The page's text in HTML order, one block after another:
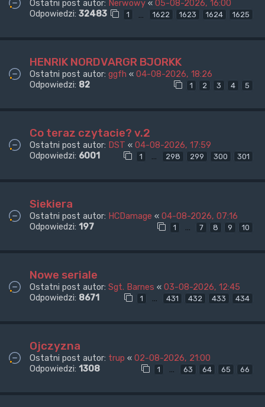
Ostatni post autor: Nerwowy « 05-08-2026, 16:00
Odpowiedzi: 32483 1 … 1622 1623 1624 1625
HENRIK NORDVARGR BJORKK
Ostatni post autor: ggfh « 04-08-2026, 18:26
Odpowiedzi: 82 1 2 3 4 5
Co teraz czytacie? v.2
Ostatni post autor: DST « 04-08-2026, 17:59
Odpowiedzi: 6001 1 … 298 299 300 301
Siekiera
Ostatni post autor: HCDamage « 04-08-2026, 07:16
Odpowiedzi: 197 1 … 7 8 9 10
Nowe seriale
Ostatni post autor: Sgt. Barnes « 03-08-2026, 12:45
Odpowiedzi: 8671 1 … 431 432 433 434
Ojczyzna
Ostatni post autor: trup « 02-08-2026, 21:00
Odpowiedzi: 1308 1 … 63 64 65 66